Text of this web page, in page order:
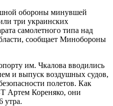
обороны минувшей
три украинских
самолетного типа над
сообщает Минобороны
им. Чкалова вводились
и выпуск воздушных судов,
полетов. Как
Артем Кореняко, они
утра.